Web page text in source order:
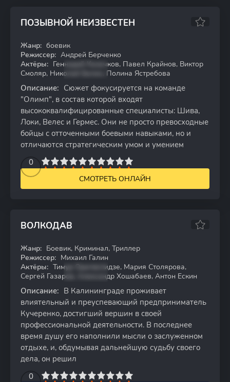
ПОЗЫВНОЙ НЕИЗВЕСТЕН
HDTVRip
Жанр: боевик
Режиссер: Андрей Берченко
Актёры: Геннадий Казачков, Павел Крайнов, Виктор
Смоляр, Николай Белин, Полина Ястребова
Описание: Сюжет фокусируется на команде
"Олимп", в состав которой входят
высококвалифицированные специалисты: Шива,
Локи, Велес и Гермес. Они не просто превосходные
бойцы с отточенными боевыми навыками, но и
отличаются стратегическим умом и умением
0
5 7 8 9 10
СМОТРЕТЬ ОНЛАЙН
ВОЛКОДАВ
WEB-DL
Жанр: Боевик, Криминал, Триллер
Режиссер: Михаил Галин
Актёры: Тимур Орагвелидзе, Мария Столярова,
Сергей Газаров, Александр Хошабаев, Антон Ескин
Описание: В Калининграде проживает
влиятельный и преуспевающий предприниматель
Кучеренко, достигший вершин в своей
профессиональной деятельности. В последнее
время душу его наполнили мысли о заслуженном
отдыхе, и, обдумывая дальнейшую судьбу своего
дела, он решил
0
5 7 8 9 10